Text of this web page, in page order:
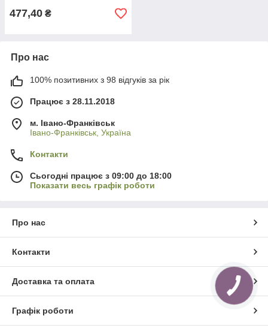
477,40 ₴
Про нас
100% позитивних з 98 відгуків за рік
Працює з 28.11.2018
м. Івано-Франківськ
Івано-Франківськ, Україна
Контакти
Сьогодні працює з 09:00 до 18:00
Показати весь графік роботи
Про нас
Контакти
Доставка та оплата
Графік роботи